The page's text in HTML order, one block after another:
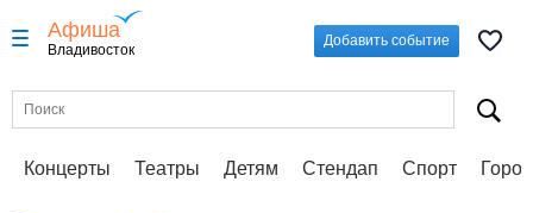
Афиша
Владивосток
Добавить событие
Концерты Театры Детям Стендап Спорт